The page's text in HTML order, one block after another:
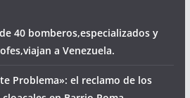
40 bomberos,especializados y
a Venezuela.
Problema»: el reclamo de los